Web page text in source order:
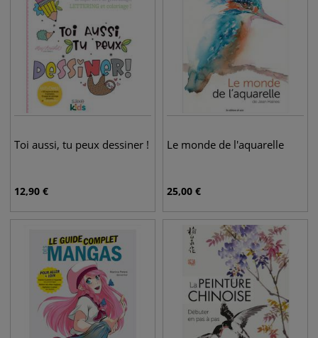
Toi aussi, tu peux dessiner !
12,90 €
Le monde de l'aquarelle
25,00 €